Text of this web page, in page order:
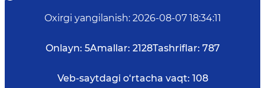
Oxirgi yangilanish: 2026-08-07 18:34:11
Onlayn: 5Amallar: 2128Tashriflar: 787
Veb-saytdagi o‘rtacha vaqt: 108